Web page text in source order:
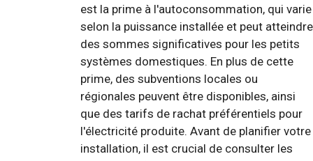
est la prime à l'autoconsommation, qui varie
selon la puissance installée et peut atteindre
des sommes significatives pour les petits
systèmes domestiques. En plus de cette
prime, des subventions locales ou
régionales peuvent être disponibles, ainsi
que des tarifs de rachat préférentiels pour
l'électricité produite. Avant de planifier votre
installation, il est crucial de consulter les